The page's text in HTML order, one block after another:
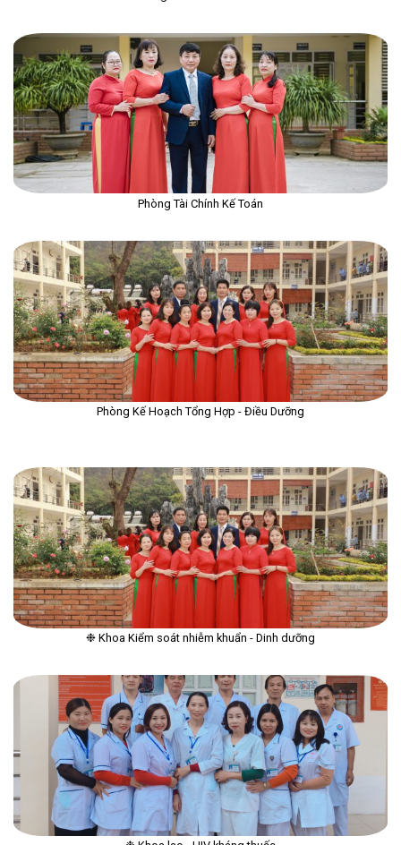
Phòng Tài Chính Kế Toán
Phòng Kế Hoạch Tổng Hợp - Điều Dưỡng
❉ Khoa Kiểm soát nhiễm khuẩn - Dinh dưỡng